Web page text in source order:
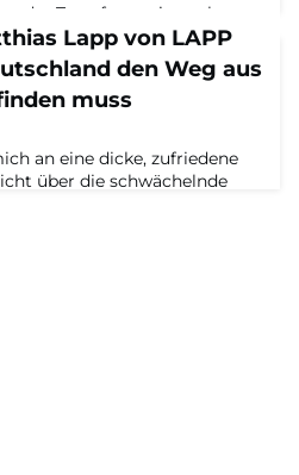
der Transformation sehr
Ledermann spricht
über
Jahre, und wie er
regenerativen
– im Podcast „Alles Neu…?
mit Tobias Rappers,
und Capital-
Lapp von LAPP
den Weg aus
muss
an eine dicke, zufriedene
über die schwächelnde